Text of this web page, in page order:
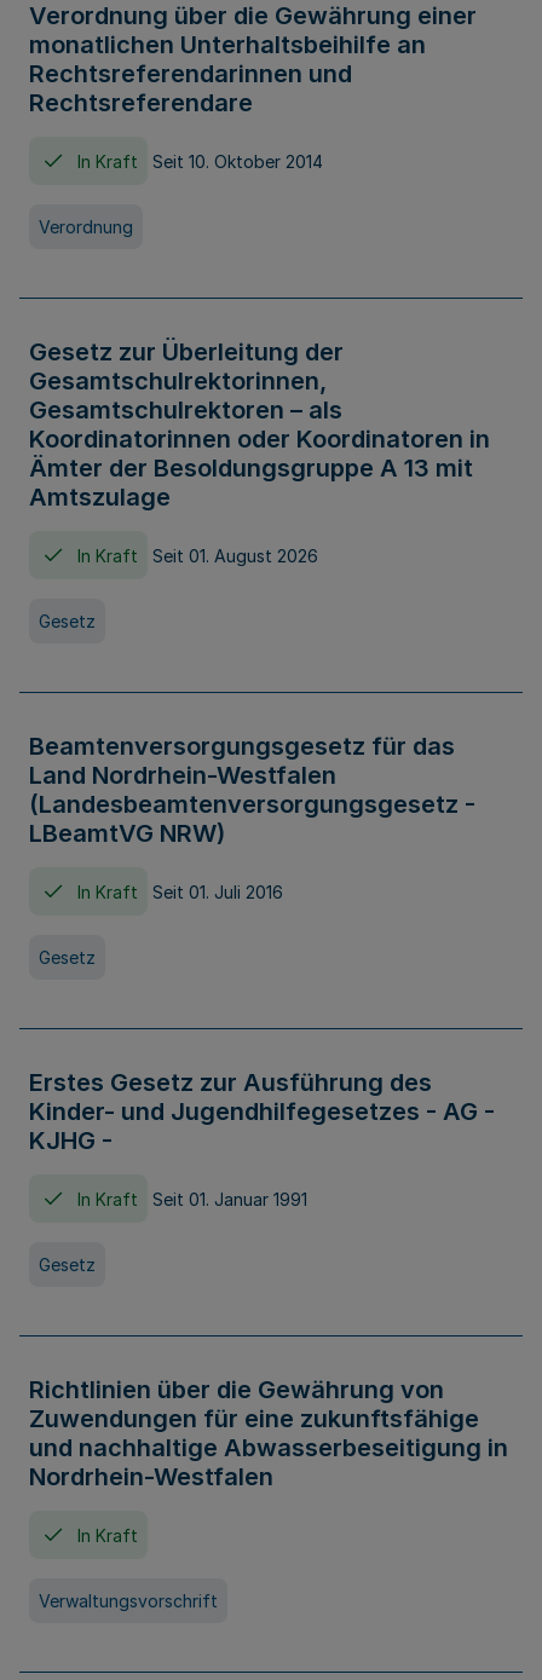
Verordnung über die Gewährung einer
monatlichen Unterhaltsbeihilfe an
Rechtsreferendarinnen und
Rechtsreferendare
In Kraft Seit 10. Oktober 2014
Verordnung
Gesetz zur Überleitung der
Gesamtschulrektorinnen,
Gesamtschulrektoren – als
Koordinatorinnen oder Koordinatoren in
Ämter der Besoldungsgruppe A 13 mit
Amtszulage
In Kraft Seit 01. August 2026
Gesetz
Beamtenversorgungsgesetz für das
Land Nordrhein-Westfalen
(Landesbeamtenversorgungsgesetz -
LBeamtVG NRW)
In Kraft Seit 01. Juli 2016
Gesetz
Erstes Gesetz zur Ausführung des
Kinder- und Jugendhilfegesetzes - AG -
KJHG -
In Kraft Seit 01. Januar 1991
Gesetz
Richtlinien über die Gewährung von
Zuwendungen für eine zukunftsfähige
und nachhaltige Abwasserbeseitigung in
Nordrhein-Westfalen
In Kraft
Verwaltungsvorschrift